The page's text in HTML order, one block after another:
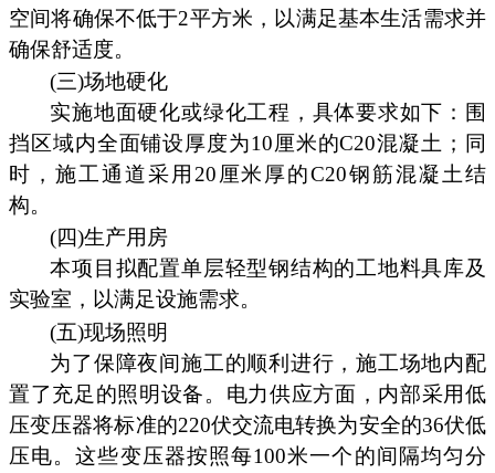
空间将确保不低于2平方米，以满足基本生活需求并
确保舒适度。
(三)场地硬化
实施地面硬化或绿化工程，具体要求如下：围
挡区域内全面铺设厚度为10厘米的C20混凝土；同
时，施工通道采用20厘米厚的C20钢筋混凝土结
构。
(四)生产用房
本项目拟配置单层轻型钢结构的工地料具库及
实验室，以满足设施需求。
(五)现场照明
为了保障夜间施工的顺利进行，施工场地内配
置了充足的照明设备。电力供应方面，内部采用低
压变压器将标准的220伏交流电转换为安全的36伏低
压电。这些变压器按照每100米一个的间隔均匀分